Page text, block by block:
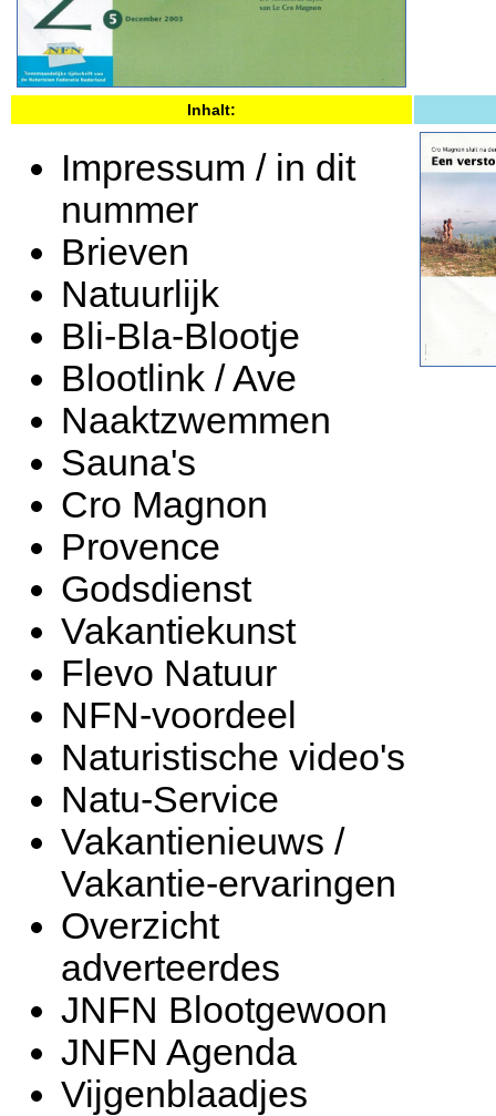
Inhalt:
Impressum / in dit
nummer
Brieven
Natuurlijk
Bli-Bla-Blootje
Blootlink / Ave
Naaktzwemmen
Sauna's
Cro Magnon
Provence
Godsdienst
Vakantiekunst
Flevo Natuur
NFN-voordeel
Naturistische video's
Natu-Service
Vakantienieuws /
Vakantie-ervaringen
Overzicht
adverteerdes
JNFN Blootgewoon
JNFN Agenda
Vijgenblaadjes